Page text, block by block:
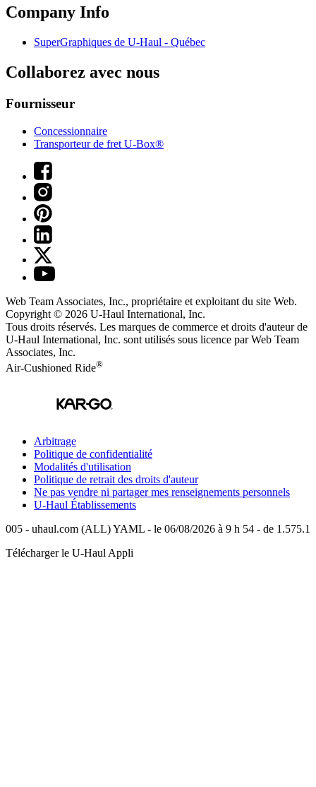
Company Info
SuperGraphiques de U-Haul - Québec
Collaborez avec nous
Fournisseur
Concessionnaire
Transporteur de fret U-Box®
Web Team Associates, Inc., propriétaire et exploitant du site Web.
Copyright © 2026 U-Haul International, Inc.
Tous droits réservés. Les marques de commerce et droits d'auteur de
U-Haul International, Inc. sont utilisés sous licence par Web Team
Associates, Inc.
Air-Cushioned Ride®
Arbitrage
Politique de confidentialité
Modalités d'utilisation
Politique de retrait des droits d'auteur
Ne pas vendre ni partager mes renseignements personnels
U-Haul Établissements
005 - uhaul.com (ALL) YAML - le 06/08/2026 à 9 h 54 - de 1.575.1
Télécharger le U-Haul Appli